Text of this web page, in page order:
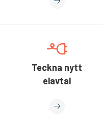
Teckna nytt
elavtal